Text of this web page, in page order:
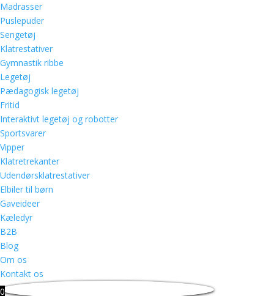
Madrasser
Puslepuder
Sengetøj
Klatrestativer
Gymnastik ribbe
Legetøj
Pædagogisk legetøj
Fritid
Interaktivt legetøj og robotter
Sportsvarer
Vipper
Klatretrekanter
Udendørsklatrestativer
Elbiler til børn
Gaveideer
Kæledyr
B2B
Blog
Om os
Kontakt os
0